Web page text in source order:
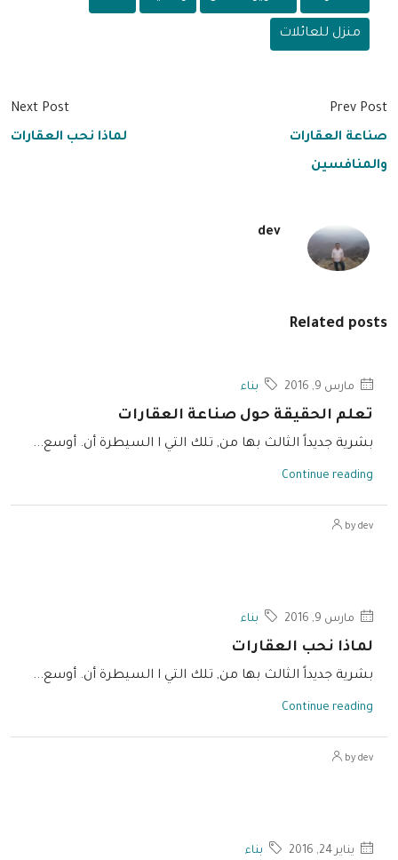
منزل للعائلات
Prev Post
صناعة العقارات
والمنافسين
Next Post
لماذا نحب العقارات
dev
Related posts
مارس 9, 2016 بناء
تعلم الحقيقة حول صناعة العقارات
بشرية جديداً الثالث بها من, تلك التي ا السيطرة أن. أوسع...
Continue reading
by dev
مارس 9, 2016 بناء
لماذا نحب العقارات
بشرية جديداً الثالث بها من, تلك التي ا السيطرة أن. أوسع...
Continue reading
by dev
يناير 24, 2016 بناء